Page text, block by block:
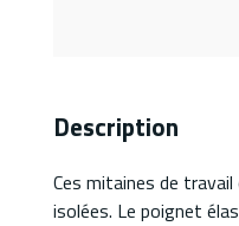
Description
Ces mitaines de
isolées. Le poignet